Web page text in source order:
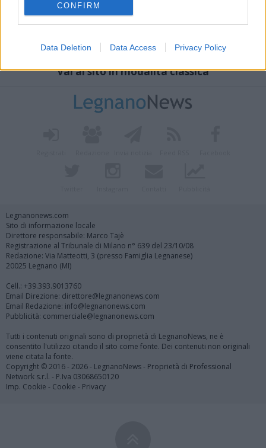
CONFIRM
Data Deletion Data Access Privacy Policy
Vai al sito in modalità classica
Legnanonews.com
Sito di informazione locale
Direttore responsabile: Marco Tajè
Registrazione al Tribunale di Milano n° 639 del 23/10/08
Redazione: Via Matteotti, 3 (presso Famiglia Legnanese)
20025 Legnano (MI)
Cell.: +39.393.9013760
Email Direzione: direttore@legnanonews.com
Email Redazione: info@legnanonews.com
Pubblicità: commerciale@legnanonews.com
Tutti i contenuti originali sono di proprietà di LegnanoNews, ne è
consentito l'utilizzo citando il sito come fonte. Dei contenuti non originali
viene citata la fonte.
Copyright © 2016 - 2026 - LegnanoNews - Proprietà di Professional
Network s.r.l. - P.Iva 03068650120
Imp. Cookie - Cookie - Privacy